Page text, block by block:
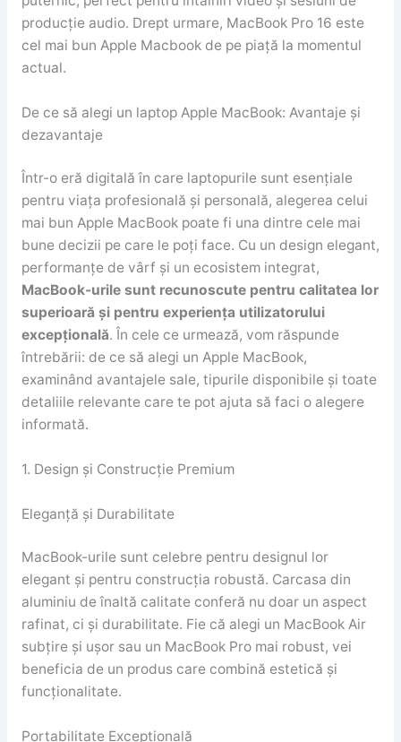
producție audio. Drept urmare, MacBook Pro 16 este
cel mai bun Apple Macbook de pe piață la momentul
actual.
De ce să alegi un laptop Apple MacBook: Avantaje și
dezavantaje
Într-o eră digitală în care laptopurile sunt esențiale
pentru viața profesională și personală, alegerea celui
mai bun Apple MacBook poate fi una dintre cele mai
bune decizii pe care le poți face. Cu un design elegant,
performanțe de vârf și un ecosistem integrat,
MacBook-urile sunt recunoscute pentru calitatea lor
superioară și pentru experiența utilizatorului
excepțională. În cele ce urmează, vom răspunde
întrebării: de ce să alegi un Apple MacBook,
examinând avantajele sale, tipurile disponibile și toate
detaliile relevante care te pot ajuta să faci o alegere
informată.
1. Design și Construcție Premium
Eleganță și Durabilitate
MacBook-urile sunt celebre pentru designul lor
elegant și pentru construcția robustă. Carcasa din
aluminiu de înaltă calitate conferă nu doar un aspect
rafinat, ci și durabilitate. Fie că alegi un MacBook Air
subțire și ușor sau un MacBook Pro mai robust, vei
beneficia de un produs care combină estetică și
funcționalitate.
Portabilitate Excepțională